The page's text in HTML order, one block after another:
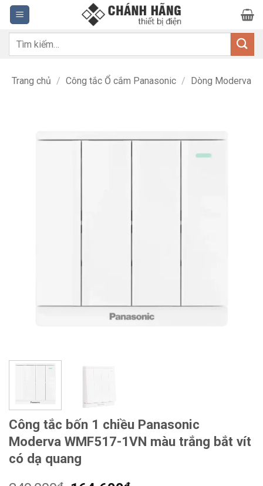
Bỏ
qua
nội
dung
Tìm
Trang chủ / Công tắc Ổ cắm Panasonic / Dòng Moderva
Công tắc bốn 1 chiều Panasonic
Moderva WMF517-1VN màu trắng bắt vít
có dạ quang